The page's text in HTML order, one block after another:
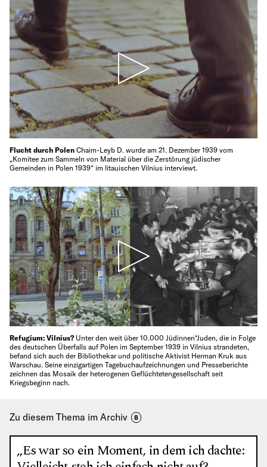
Flucht durch Polen Chaim-Leyb D. wurde am 21. Dezember 1939 vom
„Komitee zum Sammeln von Material über die Zerstörung jüdischer
Gemeinden in Polen 1939“ im litauischen Vilnius interviewt.
Refugium: Vilnius? Unter den weit über 10.000 Jüdinnen*Juden, die in Folge
des deutschen Überfalls auf Polen im September 1939 in Vilnius strandeten,
befand sich auch der Bibliothekar und politische Aktivist Herman Kruk aus
Warschau. Seine einzigartigen Tagebuchaufzeichnungen und Presseberichte
zeichnen das Mosaik der heterogenen Geflüchtetengesellschaft seit
Kriegsbeginn nach.
Zu diesem Thema im Archiv 8
„Es war so ein Moment, in dem ich dachte: